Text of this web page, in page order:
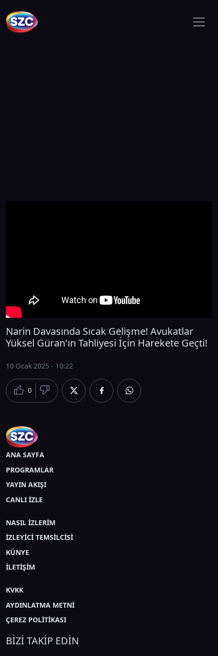
Narin Davasında Sıcak Gelişme! Avukatlar
Yüksel Güran'ın Tahliyesi İçin Harekete Geçti!
10 Ocak 2025 - 10:22
0
ANA SAYFA
PROGRAMLAR
YAYIN AKIŞI
CANLI İZLE
NASIL İZLERİM
İZLEYİCİ TEMSİLCİSİ
KÜNYE
İLETİŞİM
KVKK
AYDINLATMA METNİ
ÇEREZ POLİTİKASI
BİZİ TAKİP EDİN